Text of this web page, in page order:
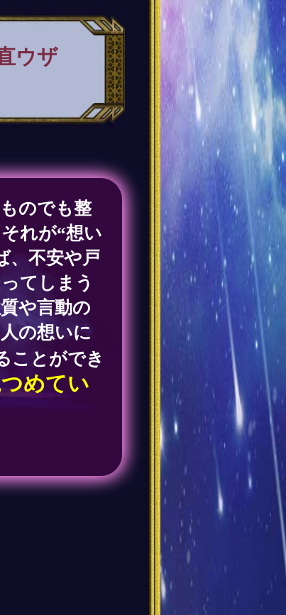
ウザ
のでも整
れが“想い
、不安や戸
てしまう
や言動の
の想いに
ことができ
めてい